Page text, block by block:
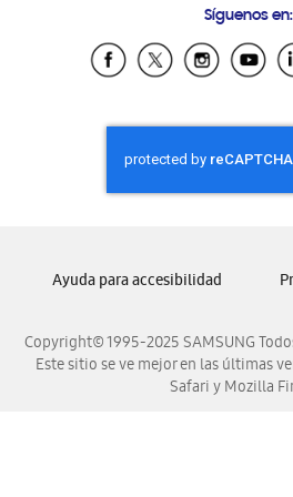
Samsung
Samsung El
Samsung
Samsung
Samsung
Samsung
Síguenos en:
Copyright© 1995-2025 SAMSUNG
Este sitio se ve mejor en las últimas
Safari y Mozilla
Ayuda para accesibilidad